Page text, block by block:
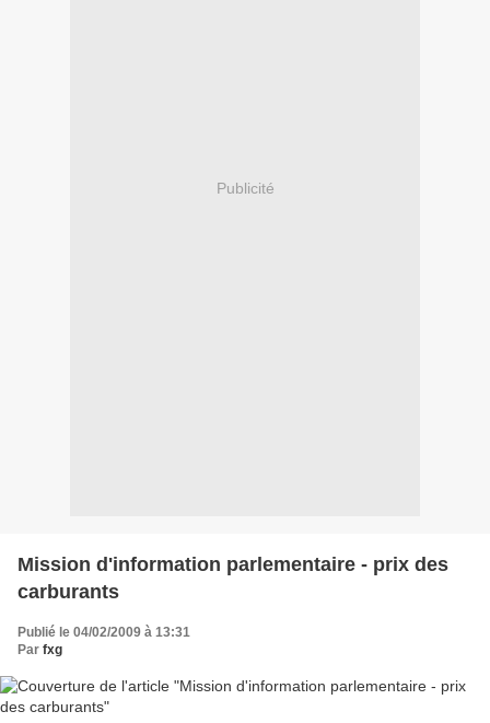
Publicité
Mission d'information parlementaire - prix des
carburants
Publié le 04/02/2009 à 13:31
Par fxg